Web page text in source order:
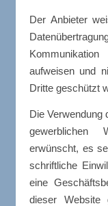
Der Anbieter
aufweisen und
Dritte geschützt
Die Verwendung
gewerblichen
erwünscht, es
schriftliche
eine
dieser Website